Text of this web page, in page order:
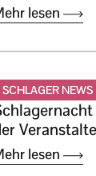
lesen
SCHLAGER NEWS
lesen